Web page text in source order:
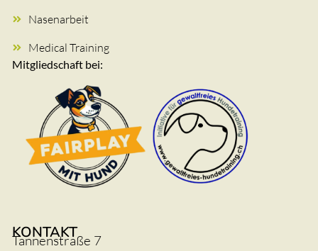
Nasenarbeit
Medical Training
Mitgliedschaft bei:
KONTAKT
Tannenstraße 7